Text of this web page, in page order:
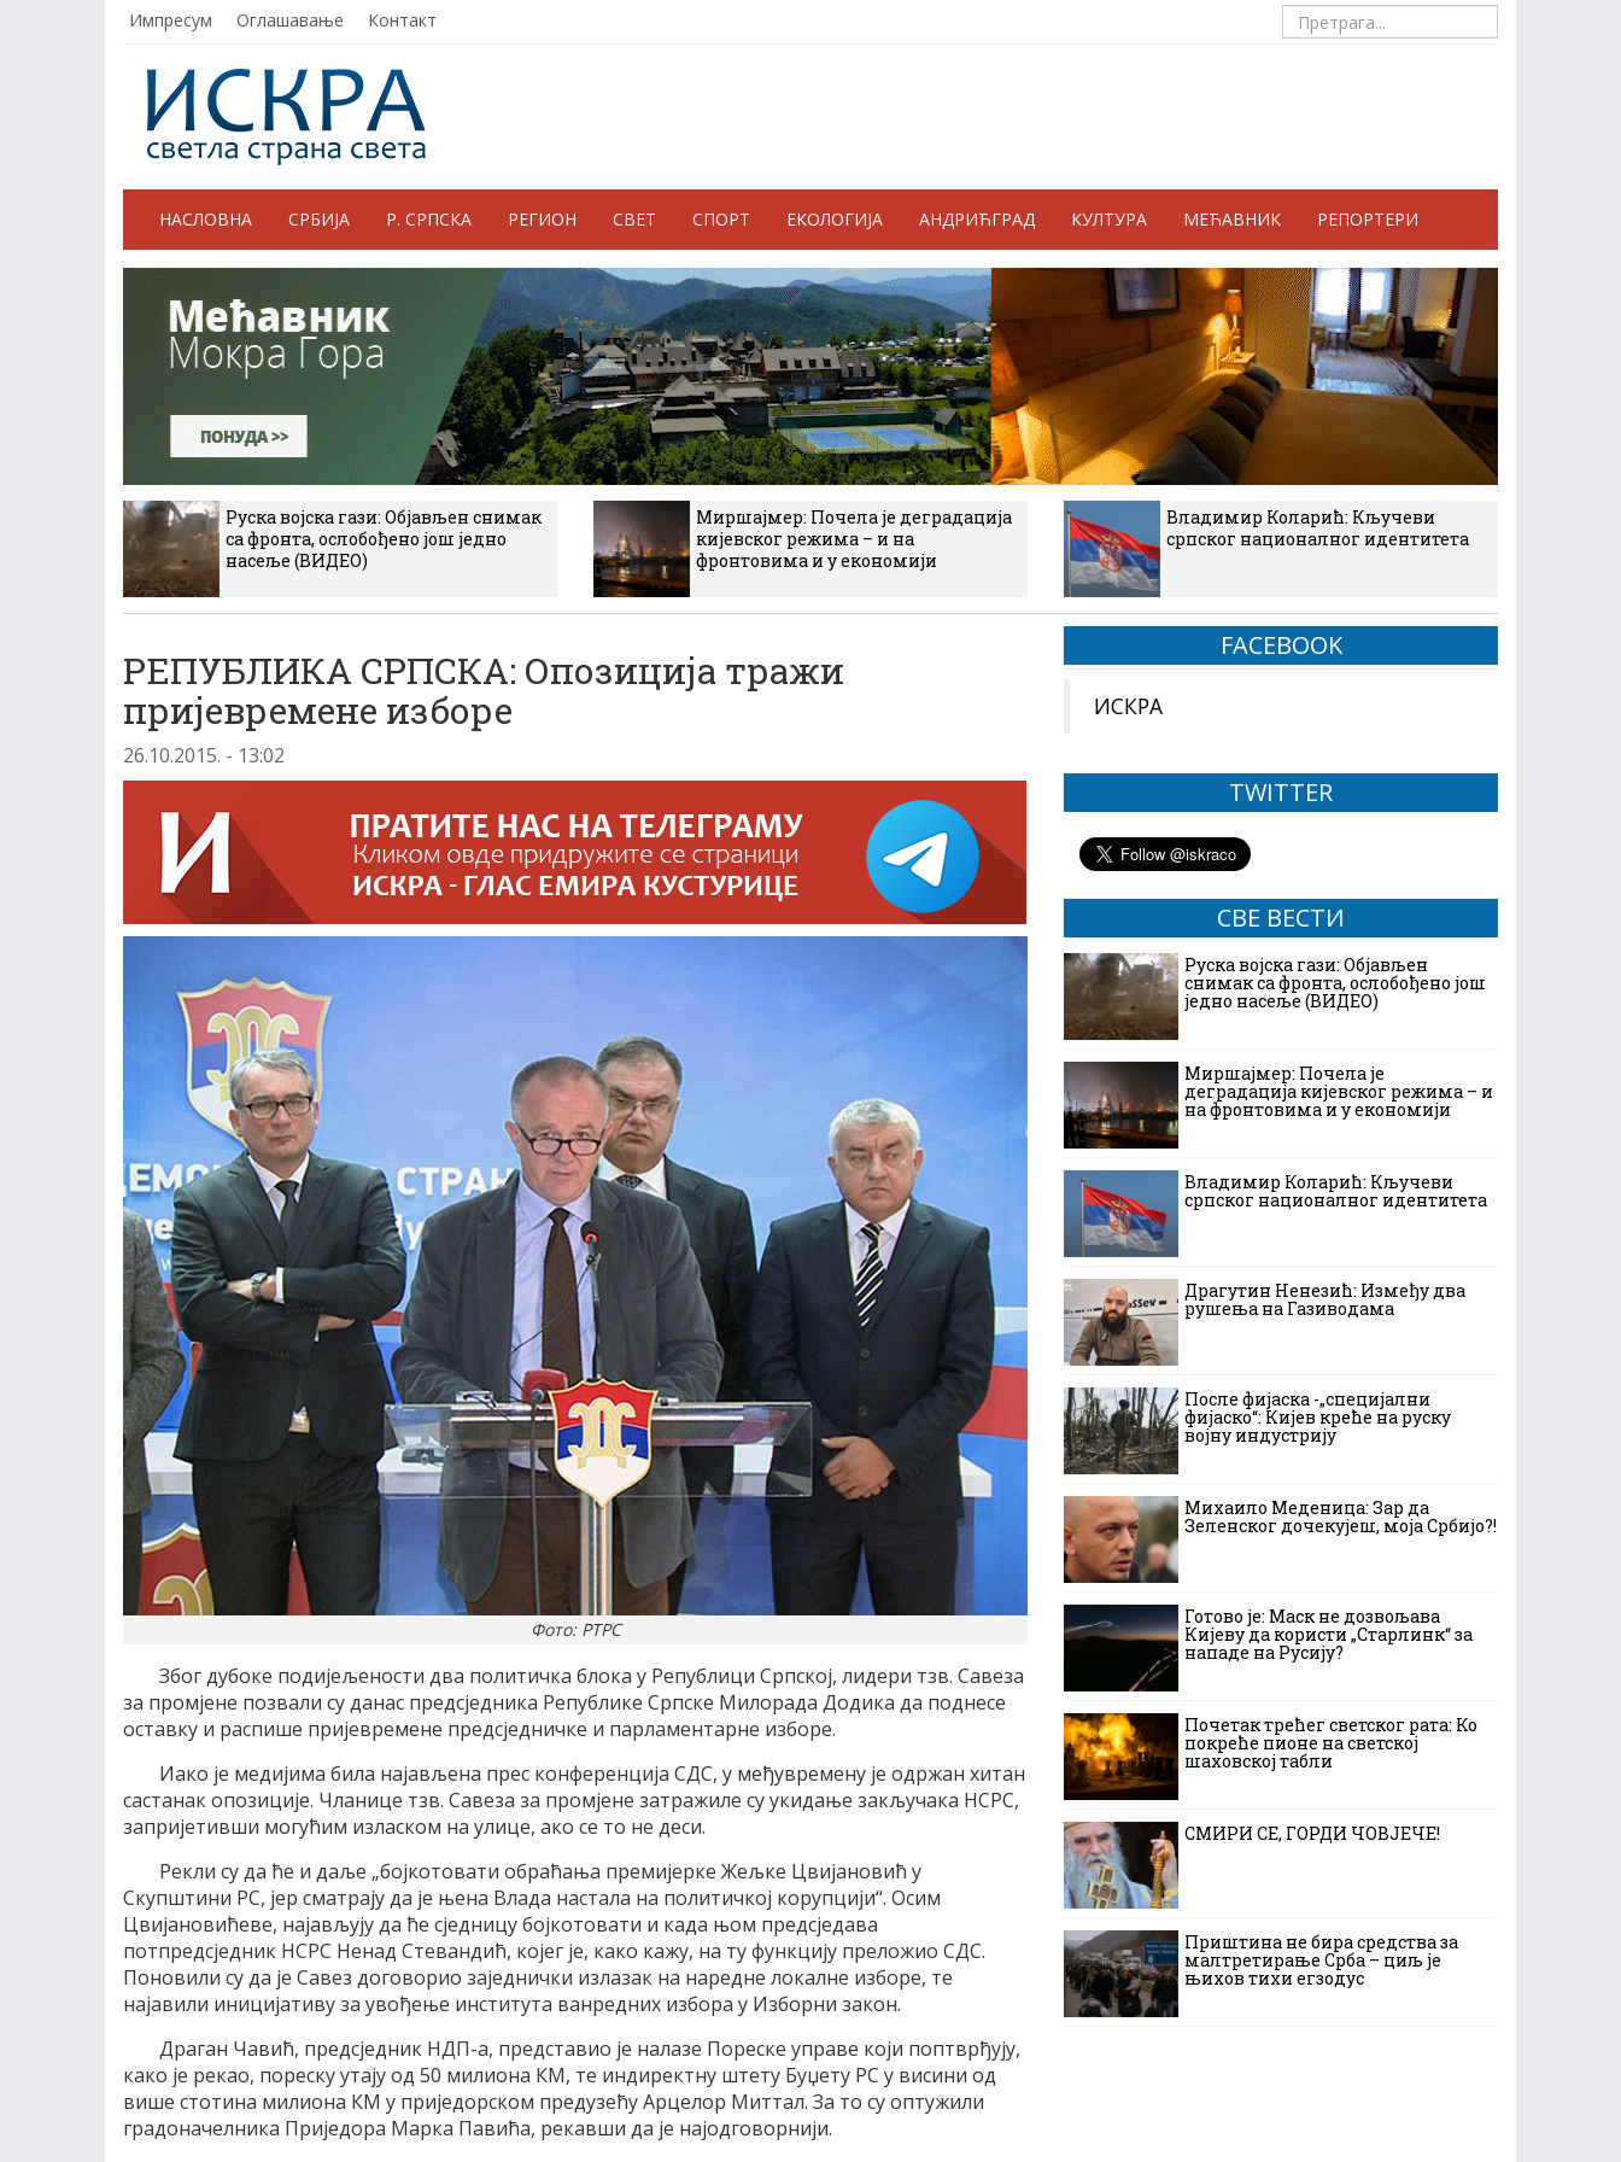
Импресум Оглашавање Контакт
НАСЛОВНА СРБИЈА Р. СРПСКА РЕГИОН СВЕТ СПОРТ ЕКОЛОГИЈА АНДРИЋГРАД КУЛТУРА МЕЋАВНИК РЕПОРТЕРИ
Руска војска гази: Објављен снимак
са фронта, ослобођено још једно
насеље (ВИДЕО)
Миршајмер: Почела је деградација
кијевског режима – и на
фронтовима и у економији
Владимир Коларић: Кључеви
српског националног идентитета
РЕПУБЛИКА СРПСКА: Опозиција тражи
пријевремене изборе
26.10.2015. - 13:02
Фото: РТРС
Због дубоке подијељености два политичка блока у Републици Српској, лидери тзв. Савеза
за промјене позвали су данас предсједника Републике Српске Милорада Додика да поднесе
оставку и распише пријевремене предсједничке и парламентарне изборе.
Иако је медијима била најављена прес конференција СДС, у међувремену је одржан хитан
састанак опозиције. Чланице тзв. Савеза за промјене затражиле су укидање закључака НСРС,
запријетивши могућим изласком на улице, ако се то не деси.
Рекли су да ће и даље „бојкотовати обраћања премијерке Жељке Цвијановић у
Скупштини РС, јер сматрају да је њена Влада настала на политичкој корупцији“. Осим
Цвијановићеве, најављују да ће сједницу бојкотовати и када њом предсједава
потпредсједник НСРС Ненад Стевандић, којег је, како кажу, на ту функцију преложио СДС.
Поновили су да је Савез договорио заједнички излазак на наредне локалне изборе, те
најавили иницијативу за увођење института ванредних избора у Изборни закон.
Драган Чавић, предсједник НДП-а, представио је налазе Пореске управе који поптврђују,
како је рекао, пореску утају од 50 милиона КМ, те индиректну штету Буџету РС у висини од
више стотина милиона КМ у приједорском предузећу Арцелор Миттал. За то су оптужили
градоначелника Приједора Марка Павића, рекавши да је најодговорнији.
FACEBOOK
ИСКРА
TWITTER
СВЕ ВЕСТИ
Руска војска гази: Објављен
снимак са фронта, ослобођено још
једно насеље (ВИДЕО)
Миршајмер: Почела је
деградација кијевског режима – и
на фронтовима и у економији
Владимир Коларић: Кључеви
српског националног идентитета
Драгутин Ненезић: Између два
рушења на Газиводама
После фијаска -„специјални
фијаско“: Кијев креће на руску
војну индустрију
Михаило Меденица: Зар да
Зеленског дочекујеш, моја Србијо?!
Готово је: Маск не дозвољава
Кијеву да користи „Старлинк“ за
нападе на Русију?
Почетак трећег светског рата: Ко
покреће пионе на светској
шаховској табли
СМИРИ СЕ, ГОРДИ ЧОВЈЕЧЕ!
Приштина не бира средства за
малтретирање Срба – циљ је
њихов тихи егзодус